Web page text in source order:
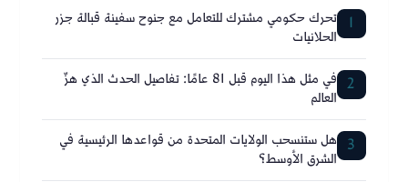
1 تحرك حكومي مشترك للتعامل مع جنوح سفينة قبالة جزر
الحلانيات
2 في مثل هذا اليوم قبل 81 عامًا: تفاصيل الحدث الذي هزّ
العالم
3 هل ستنسحب الولايات المتحدة من قواعدها الرئيسية في
الشرق الأوسط؟